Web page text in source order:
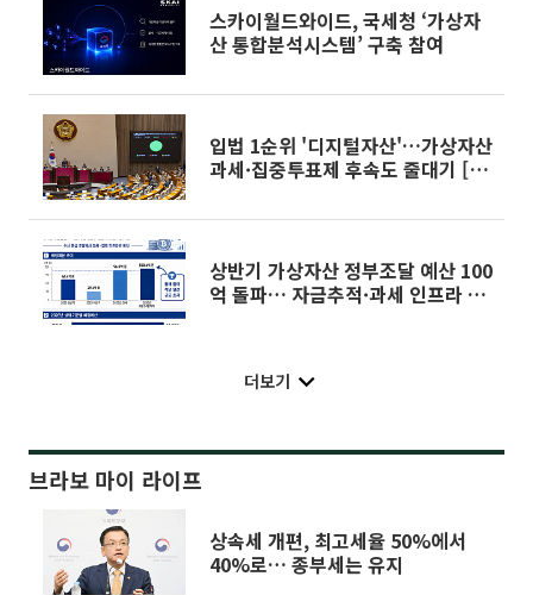
스카이월드와이드, 국세청 ‘가상자
산 통합분석시스템’ 구축 참여
입법 1순위 '디지털자산'…가상자산
과세·집중투표제 후속도 줄대기 [후
상반기 가상자산 정부조달 예산 100
억 돌파… 자금추적·과세 인프라 증
더보기
브라보 마이 라이프
상속세 개편, 최고세율 50%에서
40%로… 종부세는 유지